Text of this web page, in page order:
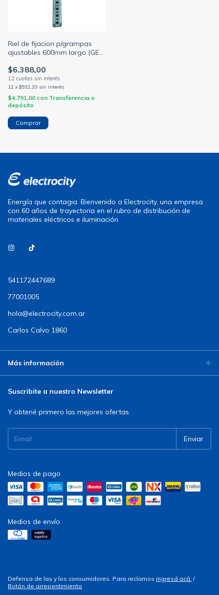
Riel de fijacion p/grampas
ajustables 600mm largo (GEN
$6.388,00
12 x $532,33 sin interés
$4.791,00 con Transferencia o
depósito
Energía que contagia. Bienvenido a Electrocity, una empresa
con 60 años de trayectoria en el rubro de distribución de
materiales eléctricos e iluminación
541172447689
77001005
hola@electrocity.com.ar
Carlos Calvo 1860
Más información
Suscribite a nuestro Newsletter
Y obtené primero las mejores ofertas
Medios de pago
Medios de envío
Defensa de las y los consumidores. Para reclamos ingresá acá. /
Botón de arrepentimiento